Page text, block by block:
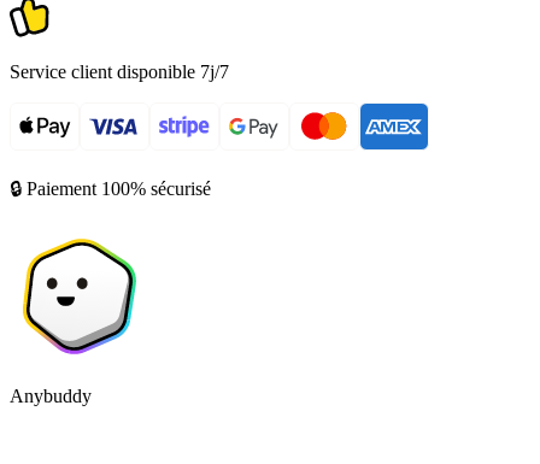
Service client disponible 7j/7
🔒 Paiement 100% sécurisé
Anybuddy